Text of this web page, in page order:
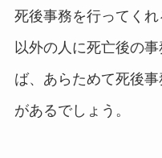
死後事務を行ってく
以外の人に死亡後の
ば、あらためて死後
があるでしょう。